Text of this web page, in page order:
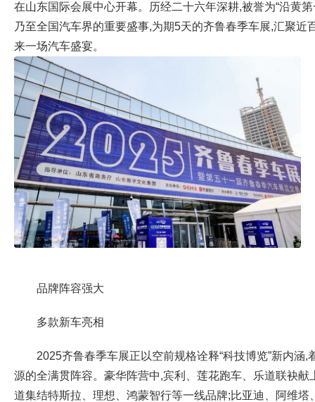
在山东国际会展中心开幕。历经二十六年深耕,被誉为“沿黄
乃至全国汽车界的重要盛事,为期5天的齐鲁春季车展,汇聚近
来一场汽车盛宴。
品牌阵容强大
多款新车亮相
2025齐鲁春季车展正以空前规格诠释“科技博览”新内涵
源的全满贯阵容。豪华阵营中,宾利、莲花跑车、乐道联袂
道集结特斯拉、理想、鸿蒙智行等一线品牌;比亚迪、阿维